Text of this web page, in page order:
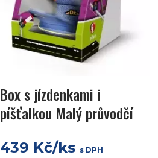
Box s jízdenkami i
píšťalkou Malý průvodčí
439 Kč/ks s DPH